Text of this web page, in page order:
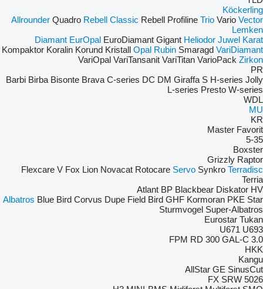
Köckerling
Allrounder Quadro Rebell Classic Rebell Profiline Trio Vario Vector
Lemken
Diamant EurOpal EuroDiamant Gigant Heliodor Juwel Karat
Kompaktor Koralin Korund Kristall Opal Rubin Smaragd VariDiamant
VariOpal VariTansanit VariTitan VarioPack Zirkon
PR
Barbi Birba Bisonte Brava C-series DC DM Giraffa S H-series Jolly
L-series Presto W-series
WDL
MU
KR
Master Favorit
5-35
Boxster
Grizzly Raptor
Flexcare V Fox Lion Novacat Rotocare Servo Synkro Terradisc
Terria
Atlant BP Blackbear Diskator HV
Albatros Blue Bird Corvus Dupe Field Bird GHF Kormoran PKE Star
Sturmvogel Super-Albatros
Eurostar Tukan
U671 U693
FPM RD 300 GAL-C 3.0
HKK
Kangu
AllStar GE SinusCut
5026
FX SRW